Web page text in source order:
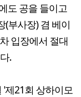
도 공을 들이고
(부사장) 겸 베이
입장에서 절대
.
'제21회 상하이모